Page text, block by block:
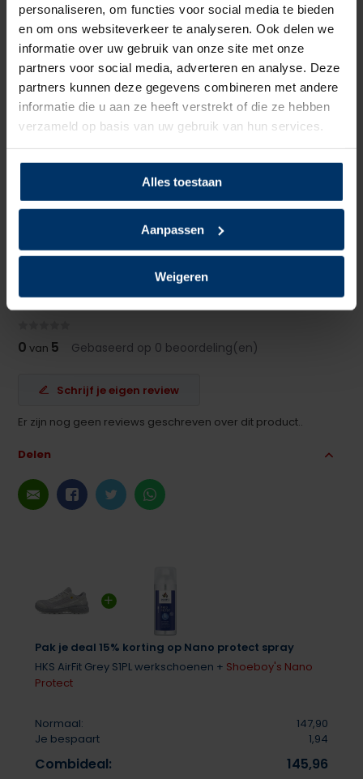
personaliseren, om functies voor social media te bieden
en om ons websiteverkeer te analyseren. Ook delen we
informatie over uw gebruik van onze site met onze
partners voor social media, adverteren en analyse. Deze
partners kunnen deze gegevens combineren met andere
informatie die u aan ze heeft verstrekt of die ze hebben
verzameld op basis van uw gebruik van hun services.
Alles toestaan
Aanpassen
Weigeren
Pak je deal 15% korting op Nano protect spray
HKS AirFit Grey S1PL werkschoenen + Shoeboy's Nano
Protect
Normaal:
147,90
Je bespaart
1,94
Combideal: 145,96
Neusbeveiliging Staal
Zoolbeveiliging Kunststof
Zoolmateriaal TPU/PU
Overige specificaties ESD
Kleur Grijs, Wit
Gewicht 495 gram (maat 42)
Beoordelingen
0 van 5 Gebaseerd op 0 beoordeling(en)
Schrijf je eigen review
Er zijn nog geen reviews geschreven over dit product..
Delen